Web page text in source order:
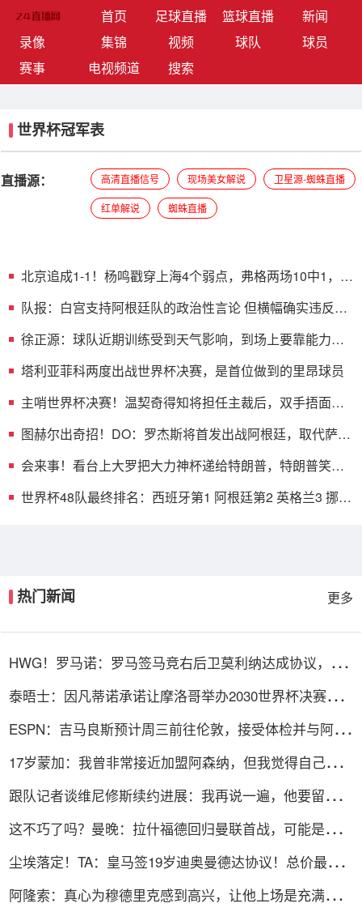
首页(current)足球直播 篮球直播
新闻
录像
集锦 视频 球队
球员
赛事
电视频道 搜索
世界杯冠军表
直播源： 高清直播信号 现场美女解说 卫星源-蜘蛛直播
红单解说 蜘蛛直播
北京追成1-1！杨鸣戳穿上海4个弱点，弗格两场10中1，陈
队报：白宫支持阿根廷队的政治性言论 但横幅确实违反了
徐正源：球队近期训练受到天气影响，到场上要靠能力、
塔利亚菲科两度出战世界杯决赛，是首位做到的里昂球员
主哨世界杯决赛！温契奇得知将担任主裁后，双手捂面快
图赫尔出奇招！DO：罗杰斯将首发出战阿根廷，取代萨
会来事！看台上大罗把大力神杯递给特朗普，特朗普笑容
世界杯48队最终排名：西班牙第1 阿根廷第2 英格兰3 挪威
热门新闻 更多
HWG！罗马诺：罗马签马竞右后卫莫利纳达成协议，总
泰晤士：因凡蒂诺承诺让摩洛哥举办2030世界杯决赛，
ESPN：吉马良斯预计周三前往伦敦，接受体检并与阿森
17岁蒙加：我曾非常接近加盟阿森纳，但我觉得自己更适
跟队记者谈维尼修斯续约进展：我再说一遍，他要留下
这不巧了吗？曼晚：拉什福德回归曼联首战，可能是对阿
尘埃落定！TA：皇马签19岁迪奥曼德达协议！总价最高
阿隆索：真心为穆德里克感到高兴，让他上场是充满情感